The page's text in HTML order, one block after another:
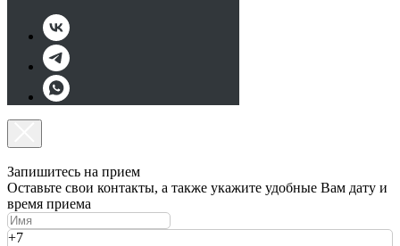
Запишитесь на прием
Оставьте свои контакты, а также укажите удобные Вам дату и
время приема
+7